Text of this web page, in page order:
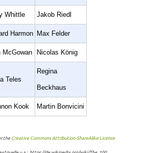
Whittle Jakob Riedl
Harmon Max Felder
McGowan Nicolas König
Teles
Regina
Beckhaus
Kook Martin Bonvicini
theCreative Commons Attribution-ShareAlike License